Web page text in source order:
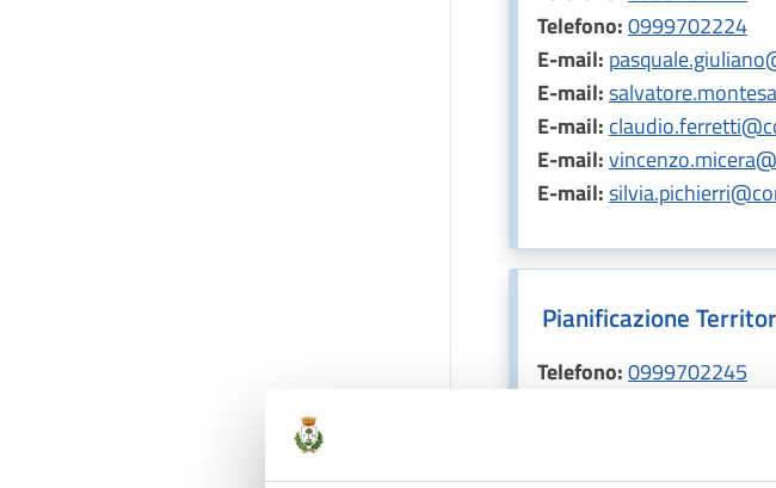
Telefono:0999702224
E-mail:
E-mail:
E-mail:
E-mail:
E-mail:
Pianificazione
Telefono:0999702245